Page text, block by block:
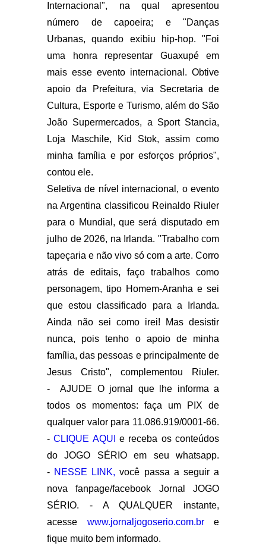
Internacional", na qual apresentou
número de capoeira; e "Danças
Urbanas, quando exibiu hip-hop. "Foi
uma honra representar Guaxupé em
mais esse evento internacional. Obtive
apoio da Prefeitura, via Secretaria de
Cultura, Esporte e Turismo, além do São
João Supermercados, a Sport Stancia,
Loja Maschile, Kid Stok, assim como
minha família e por esforços próprios",
contou ele.
Seletiva de nível internacional, o evento
na Argentina classificou Reinaldo Riuler
para o Mundial, que será disputado em
julho de 2026, na Irlanda. "Trabalho com
tapeçaria e não vivo só com a arte. Corro
atrás de editais, faço trabalhos como
personagem, tipo Homem-Aranha e sei
que estou classificado para a Irlanda.
Ainda não sei como irei! Mas desistir
nunca, pois tenho o apoio de minha
família, das pessoas e principalmente de
Jesus Cristo", complementou Riuler.
- AJUDE O jornal que lhe informa a
todos os momentos: faça um PIX de
qualquer valor para 11.086.919/0001-66.
-CLIQUE AQUI
e receba os conteúdos
do JOGO SÉRIO em seu whatsapp.
- NESSE LINK, você passa a seguir a
nova fanpage/facebook Jornal JOGO
SÉRIO. - A QUALQUER instante,
acesse www.jornaljogoserio.com.bre
fique muito bem informado.